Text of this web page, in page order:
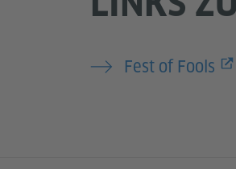
Fest of Fools